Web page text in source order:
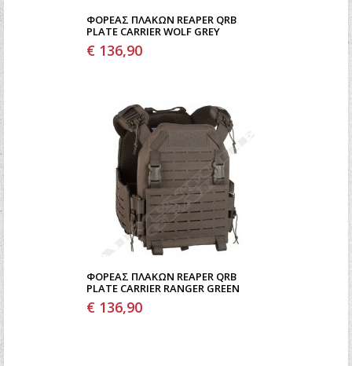
ΦΟΡΈΑΣ ΠΛΑΚΏΝ REAPER QRB
PLATE CARRIER WOLF GREY
€ 136,90
ΦΟΡΈΑΣ ΠΛΑΚΏΝ REAPER QRB
PLATE CARRIER RANGER GREEN
€ 136,90